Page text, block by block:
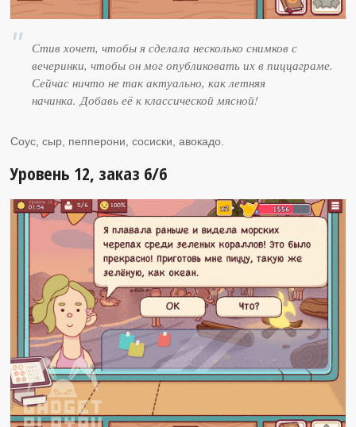
Стив хочет, чтобы я сделала несколько снимков с
вечеринки, чтобы он мог опубликовать их в пиццаграме.
Сейчас ничто не так актуально, как летняя
начинка. Добавь её к классической мясной!
Соус, сыр, пепперони, сосиски, авокадо.
Уровень 12, заказ 6/6